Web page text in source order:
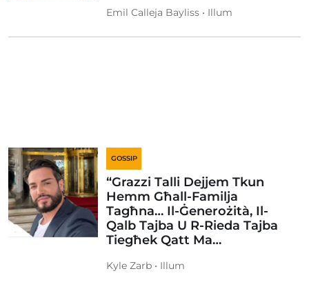
Emil Calleja Bayliss • Illum
GOSSIP
“Grazzi Talli Dejjem Tkun
Hemm Għall-Familja
Tagħna… Il-Ġenerożità, Il-
Qalb Tajba U R-Rieda Tajba
Tiegħek Qatt Ma…
Kyle Zarb • Illum